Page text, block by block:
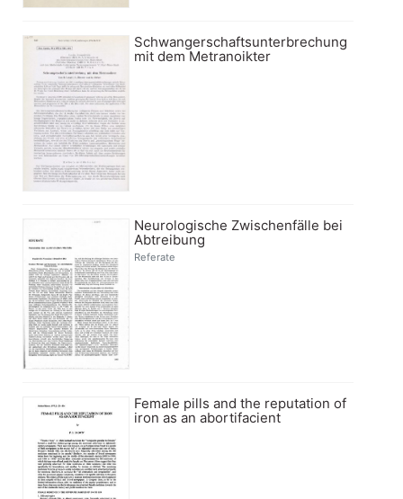
Schwangerschaftsunterbrechung
mit dem Metranoikter
Neurologische Zwischenfälle bei
Abtreibung
Referate
Female pills and the reputation of
iron as an abortifacient